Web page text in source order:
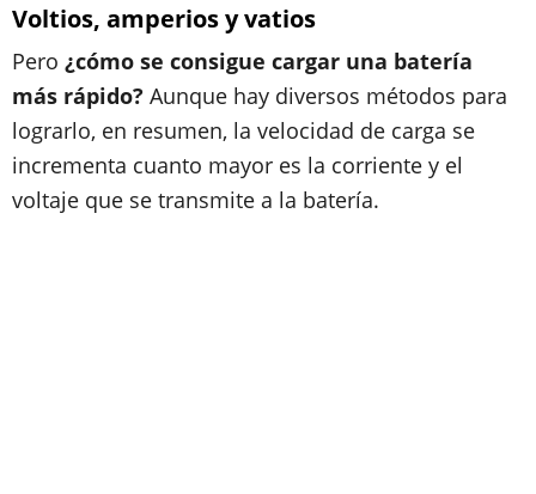
Voltios, amperios y vatios
Pero ¿cómo se consigue cargar una batería
más rápido? Aunque hay diversos métodos para
lograrlo, en resumen, la velocidad de carga se
incrementa cuanto mayor es la corriente y el
voltaje que se transmite a la batería.